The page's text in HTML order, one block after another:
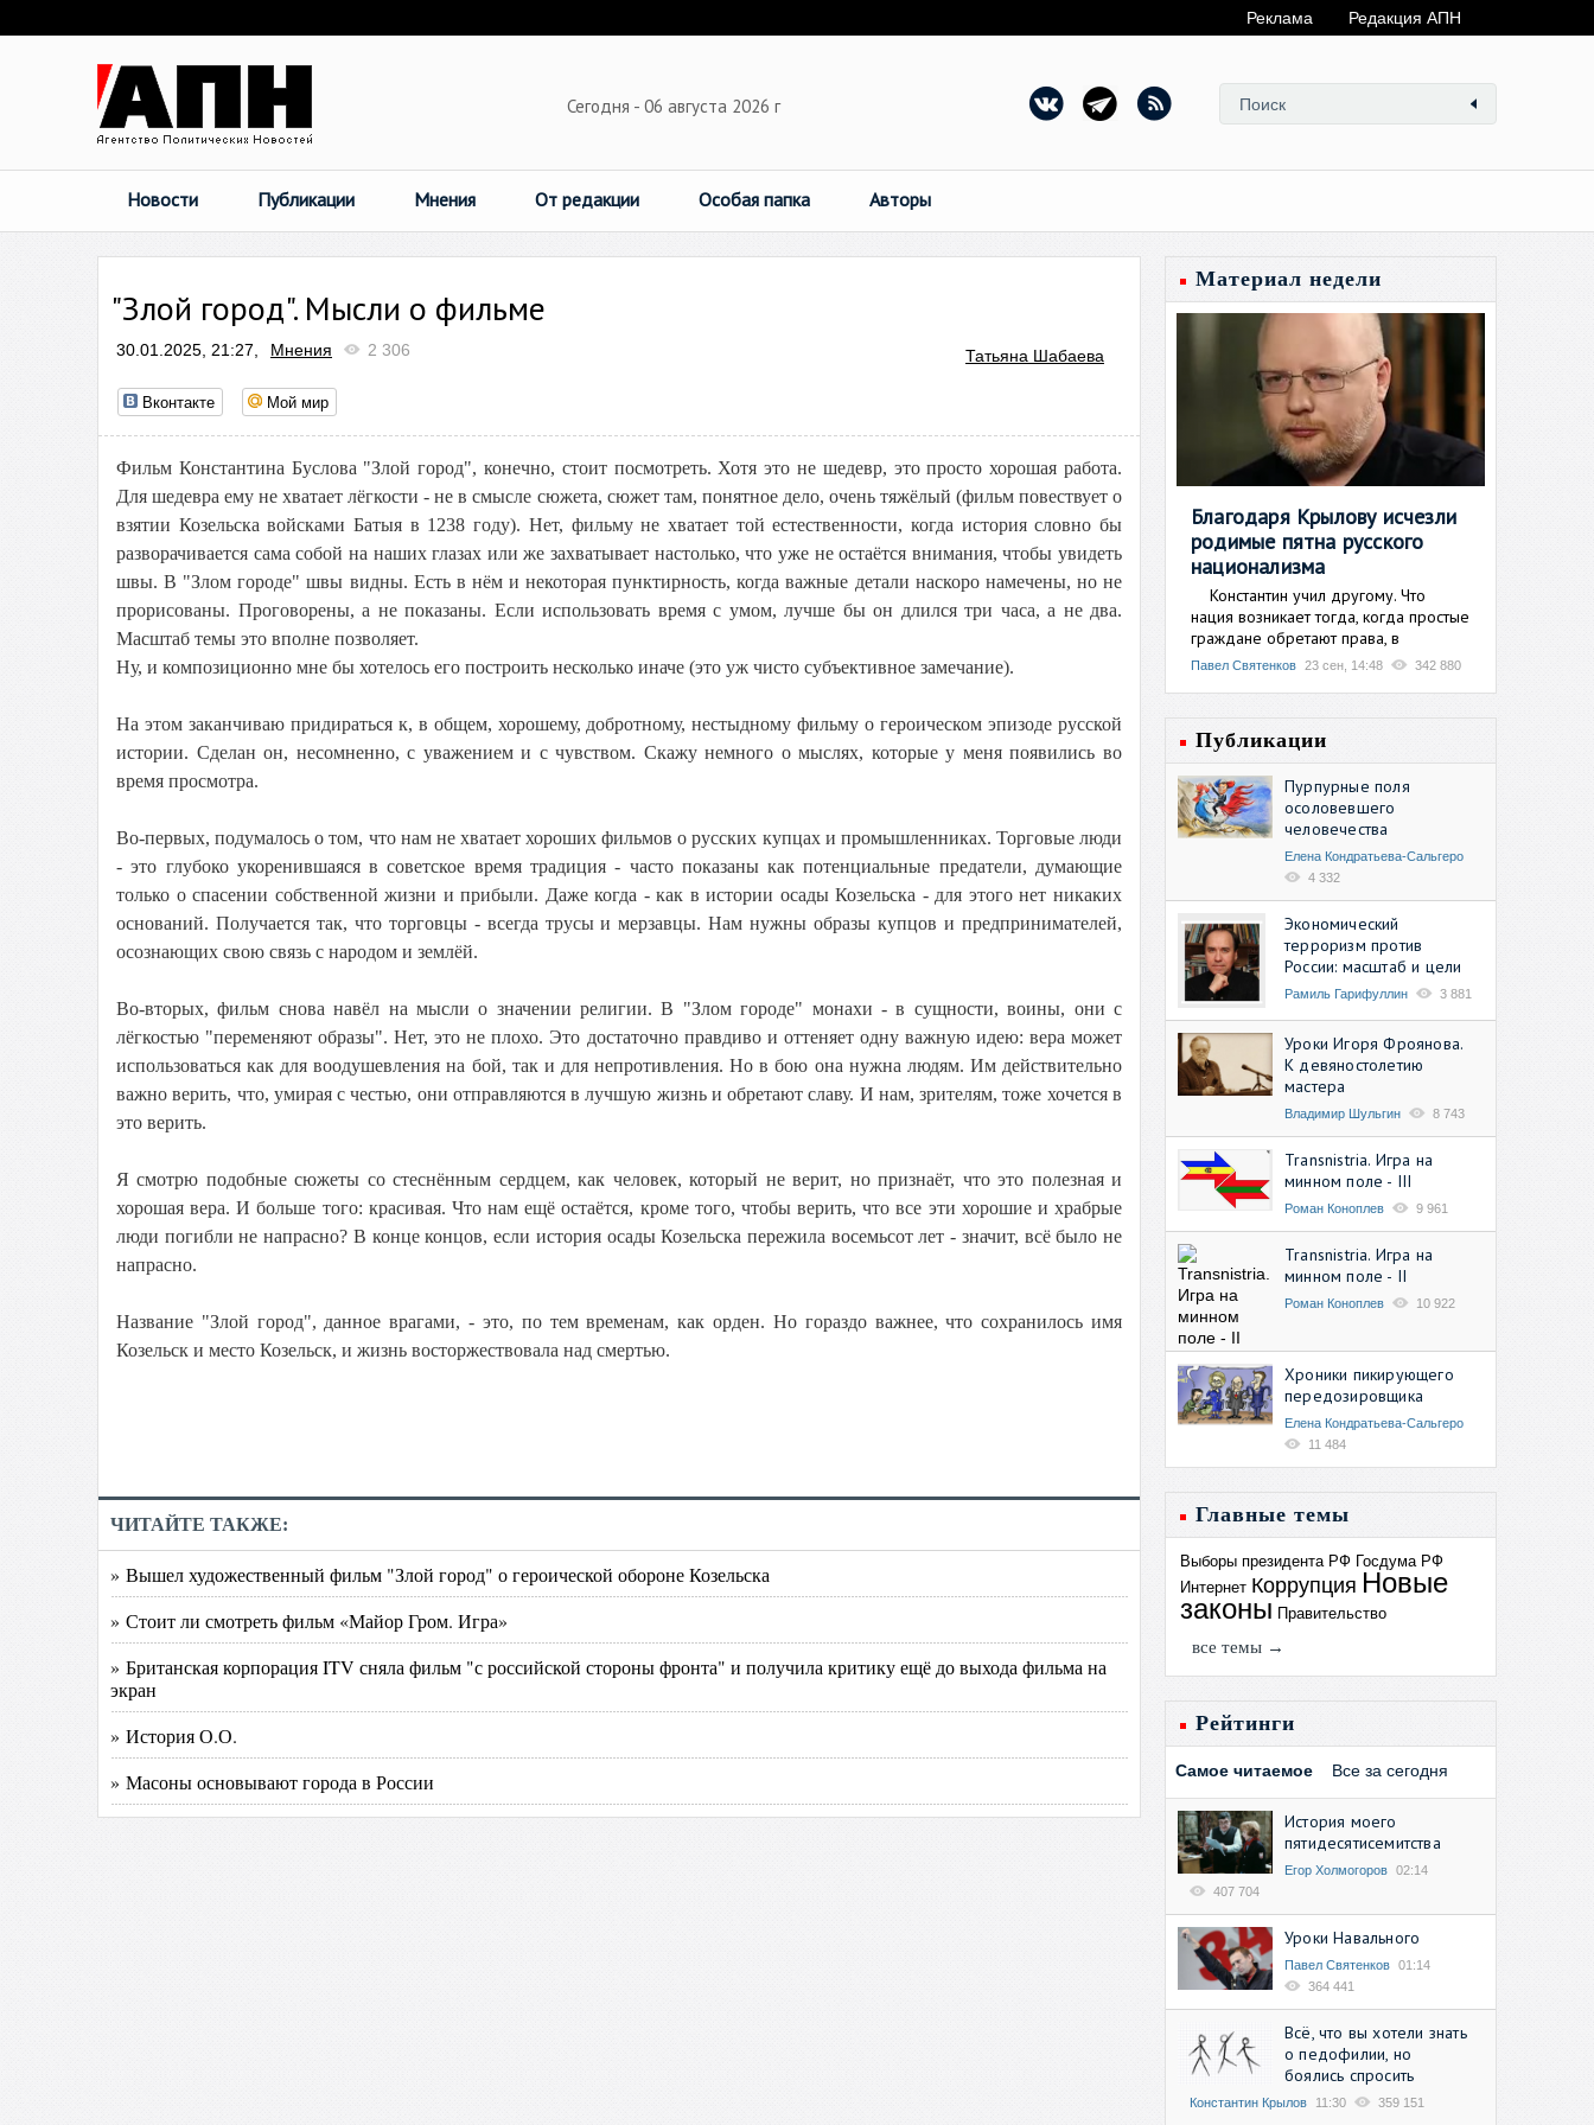
Реклама Редакция АПН
Сегодня - 06 августа 2026 г
Новости Публикации Мнения От редакции Особая папка Авторы
"Злой город". Мысли о фильме
30.01.2025, 21:27, Мнения 2 306 Татьяна Шабаева
Вконтакте Мой мир
Фильм Константина Буслова "Злой город", конечно, стоит посмотреть. Хотя это не шедевр, это просто хорошая работа.
Для шедевра ему не хватает лёгкости - не в смысле сюжета, сюжет там, понятное дело, очень тяжёлый (фильм повествует о
взятии Козельска войсками Батыя в 1238 году). Нет, фильму не хватает той естественности, когда история словно бы
разворачивается сама собой на наших глазах или же захватывает настолько, что уже не остаётся внимания, чтобы увидеть
швы. В "Злом городе" швы видны. Есть в нём и некоторая пунктирность, когда важные детали наскоро намечены, но не
прорисованы. Проговорены, а не показаны. Если использовать время с умом, лучше бы он длился три часа, а не два.
Масштаб темы это вполне позволяет.
Ну, и композиционно мне бы хотелось его построить несколько иначе (это уж чисто субъективное замечание).
На этом заканчиваю придираться к, в общем, хорошему, добротному, нестыдному фильму о героическом эпизоде русской
истории. Сделан он, несомненно, с уважением и с чувством. Скажу немного о мыслях, которые у меня появились во
время просмотра.
Во-первых, подумалось о том, что нам не хватает хороших фильмов о русских купцах и промышленниках. Торговые люди
- это глубоко укоренившаяся в советское время традиция - часто показаны как потенциальные предатели, думающие
только о спасении собственной жизни и прибыли. Даже когда - как в истории осады Козельска - для этого нет никаких
оснований. Получается так, что торговцы - всегда трусы и мерзавцы. Нам нужны образы купцов и предпринимателей,
осознающих свою связь с народом и землёй.
Во-вторых, фильм снова навёл на мысли о значении религии. В "Злом городе" монахи - в сущности, воины, они с
лёгкостью "переменяют образы". Нет, это не плохо. Это достаточно правдиво и оттеняет одну важную идею: вера может
использоваться как для воодушевления на бой, так и для непротивления. Но в бою она нужна людям. Им действительно
важно верить, что, умирая с честью, они отправляются в лучшую жизнь и обретают славу. И нам, зрителям, тоже хочется в
это верить.
Я смотрю подобные сюжеты со стеснённым сердцем, как человек, который не верит, но признаёт, что это полезная и
хорошая вера. И больше того: красивая. Что нам ещё остаётся, кроме того, чтобы верить, что все эти хорошие и храбрые
люди погибли не напрасно? В конце концов, если история осады Козельска пережила восемьсот лет - значит, всё было не
напрасно.
Название "Злой город", данное врагами, - это, по тем временам, как орден. Но гораздо важнее, что сохранилось имя
Козельск и место Козельск, и жизнь восторжествовала над смертью.
ЧИТАЙТЕ ТАКЖЕ:
» Вышел художественный фильм "Злой город" о героической обороне Козельска
» Стоит ли смотреть фильм «Майор Гром. Игра»
» Британская корпорация ITV сняла фильм "с российской стороны фронта" и получила критику ещё до выхода фильма на
экран
» История О.О.
» Масоны основывают города в России
Материал недели
Благодаря Крылову исчезли
родимые пятна русского
национализма
Константин учил другому. Что
нация возникает тогда, когда простые
граждане обретают права, в
Павел Святенков 23 сен, 14:48 342 880
Публикации
Пурпурные поля
осоловевшего
человечества
Елена Кондратьева-Сальгеро
4 332
Экономический
терроризм против
России: масштаб и цели
Рамиль Гарифуллин 3 881
Уроки Игоря Фроянова.
К девяностолетию
мастера
Владимир Шульгин 8 743
Transnistria. Игра на
минном поле - III
Роман Коноплев 9 961
Transnistria. Игра на
минном поле - II
Роман Коноплев 10 922
Хроники пикирующего
передозировщика
Елена Кондратьева-Сальгеро
11 484
Главные темы
Выборы президента РФ Госдума РФ
Интернет Коррупция Новые
законы Правительство
все темы →
Рейтинги
Самое читаемое Все за сегодня
История моего
пятидесятисемитства
Егор Холмогоров 02:14
407 704
Уроки Навального
Павел Святенков 01:14
364 441
Всё, что вы хотели знать
о педофилии, но
боялись спросить
Константин Крылов 11:30 359 151